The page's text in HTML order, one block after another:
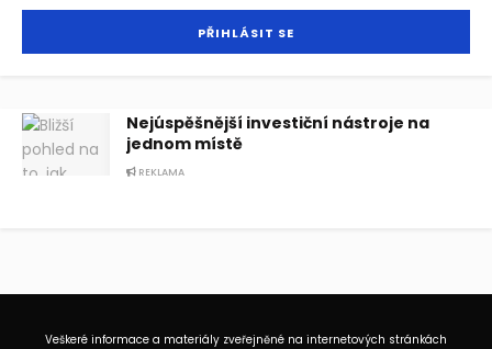
Nejúspěšnější investiční nástroje na
jednom místě
REKLAMA
Veškeré informace a materiály zveřejněné na internetových stránkách